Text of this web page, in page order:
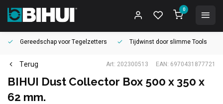
0
Gereedschap voorTegelzetters Tijdwinst door slimme Tools
Terug Art: 202300513 EAN: 6970431877721
BIHUI Dust Collector Box 500 x 350 x
62 mm.